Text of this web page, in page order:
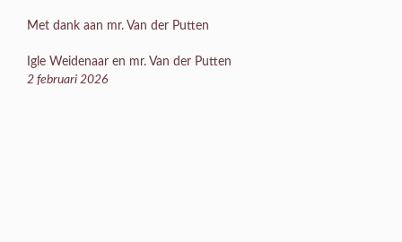
Met dank aan mr. Van der Putten
Igle Weidenaar en mr. Van der Putten
2 februari 2026